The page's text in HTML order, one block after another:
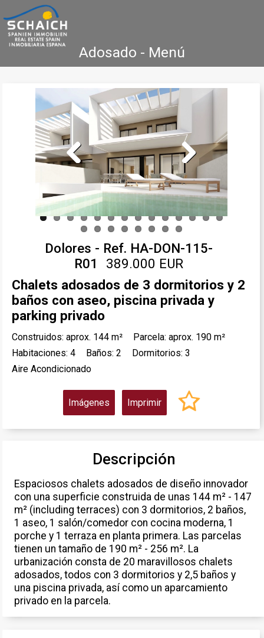
Adosado - Menú
Home Costa Blanca Venta
Alquiler
Nueva Construcción
Agencia Inmobiliaria Testimonios
Contacto
Previous Next
Dolores - Ref. HA-DON-115-
R01
389.000 EUR
Chalets adosados de 3 dormitorios y 2
baños con aseo, piscina privada y
parking privado
Construidos: aprox. 144 m²
Parcela: aprox. 190 m²
Habitaciones: 4
Baños: 2
Dormitorios: 3
Aire Acondicionado
Imágenes Imprimir
Descripción
Espaciosos chalets adosados de diseño innovador
con una superficie construida de unas 144 m² - 147
m² (including terraces) con 3 dormitorios, 2 baños,
1 aseo, 1 salón/comedor con cocina moderna, 1
porche y 1 terraza en planta primera. Las parcelas
tienen un tamaño de 190 m² - 256 m². La
urbanización consta de 20 maravillosos chalets
adosados, todos con 3 dormitorios y 2,5 baños y
una piscina privada, así como un aparcamiento
privado en la parcela.